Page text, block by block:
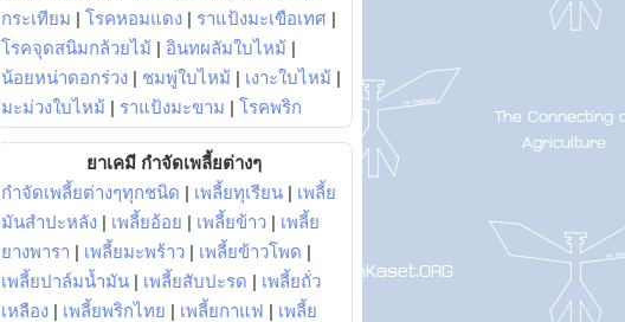
กระเทียม | โรคหอมแดง | ราแป้งมะเขือเทศ |
โรคจุดสนิมกล้วยไม้ | อินทผลัมใบไหม้ |
น้อยหน่าดอกร่วง | ชมพู่ใบไหม้ | เงาะใบไหม้ |
มะม่วงใบไหม้ | ราแป้งมะขาม | โรคพริก
ยาเคมี กำจัดเพลี้ยต่างๆ
กำจัดเพลี้ยต่างๆทุกชนิด | เพลี้ยทุเรียน | เพลี้ย
มันสำปะหลัง | เพลี้ยอ้อย | เพลี้ยข้าว | เพลี้ย
ยางพารา | เพลี้ยมะพร้าว | เพลี้ยข้าวโพด |
เพลี้ยปาล์มน้ำมัน | เพลี้ยสับปะรด | เพลี้ยถั่ว
เหลือง | เพลี้ยพริกไทย | เพลี้ยกาแฟ | เพลี้ย